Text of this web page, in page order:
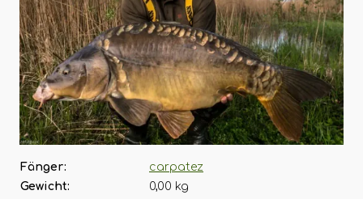
Fänger:
carpatez
Gewicht:
0,00 kg